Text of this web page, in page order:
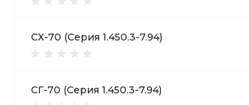
СХ-70 (Серия 1.450.3-7.94)
СГ-70 (Серия 1.450.3-7.94)